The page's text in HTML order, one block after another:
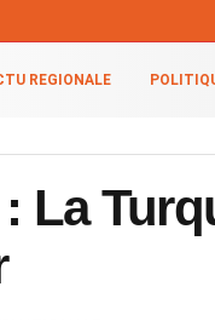
REGIONALE
La